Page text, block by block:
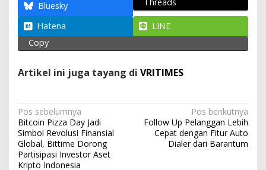
A
p
p
o
o
k
a
m
Bluesky
Threads
Hatena
LINE
Copy
Artikel ini juga tayang di VRITIMES
N
a
v
i
Pos sebelumnya
Bitcoin Pizza Day Jadi
Simbol Revolusi Finansial
Global, Bittime Dorong
Partisipasi Investor Aset
Kripto Indonesia
Pos berikutnya
Follow Up Pelanggan Lebih
Cepat dengan Fitur Auto
Dialer dari Barantum